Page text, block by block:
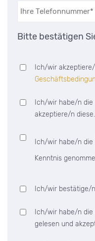
Bitte bestätigen
Ich/wir
Ich/wir habe/n die
akzeptiere/n diese.
Ich/wir habe/n die
Kenntnis
Ich/wir bestätige/
Ich/wir habe/n
gelesen und